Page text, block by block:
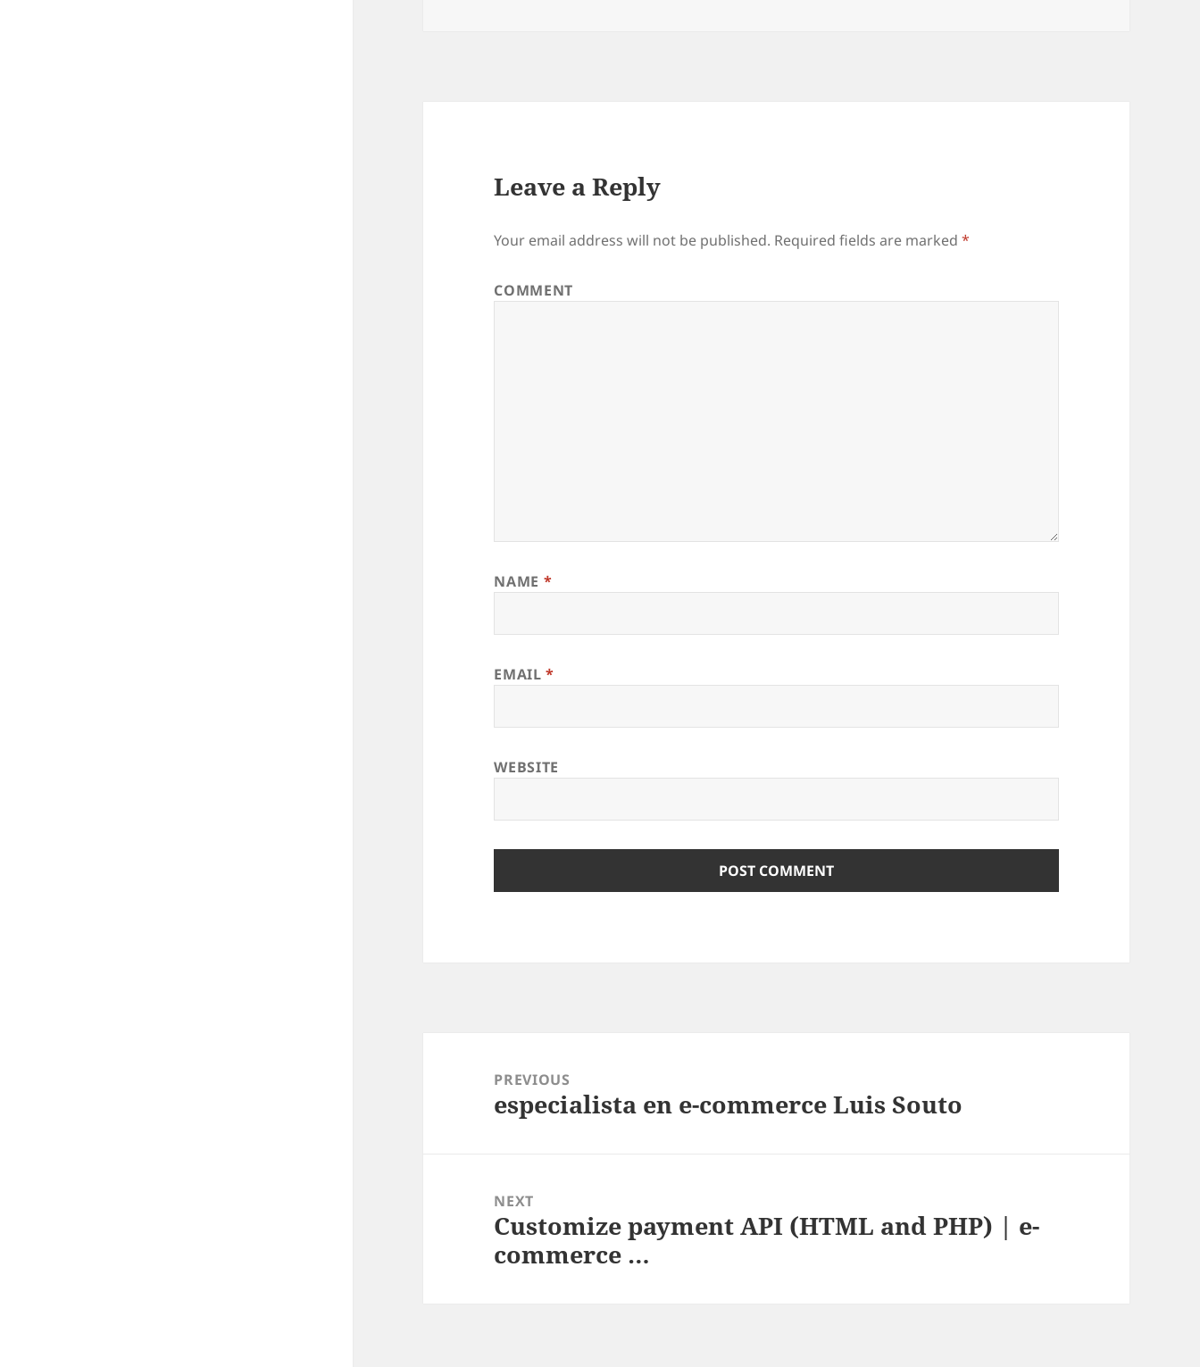
Leave a Reply
Your email address will not be published. Required fields are marked*
COMMENT
NAME *
EMAIL*
WEBSITE
navigationPREVIOUS
Previous
especialista en e-commerce Luis Souto
NEXT
Next
post:
Customize payment API (HTML and PHP) | e-
commerce …